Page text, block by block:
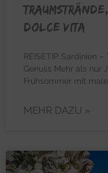
Dolce Vita
REISETIP Sardinien
Genuss Mehr als nur
Frühsommer mit
MEHR DAZU »